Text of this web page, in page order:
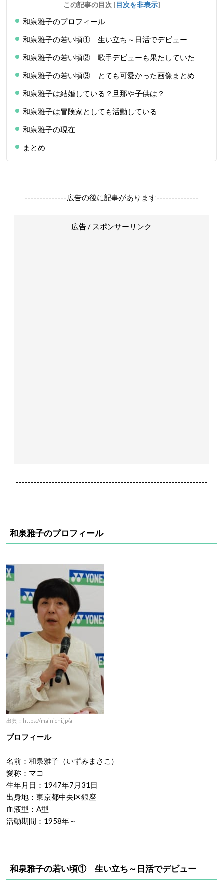
この記事の目次 [目次を非表示]
和泉雅子のプロフィール
和泉雅子の若い頃① 生い立ち～日活でデビュー
和泉雅子の若い頃② 歌手デビューも果たしていた
和泉雅子の若い頃③ とても可愛かった画像まとめ
和泉雅子は結婚している？旦那や子供は？
和泉雅子は冒険家としても活動している
和泉雅子の現在
まとめ
--------------広告の後に記事があります--------------
広告 / スポンサーリンク
----------------------------------------------------------------
和泉雅子のプロフィール
出典：https://mainichi.jp/a
プロフィール
名前：和泉雅子（いずみまさこ）
愛称：マコ
生年月日：1947年7月31日
出身地：東京都中央区銀座
血液型：A型
活動期間：1958年～
和泉雅子の若い頃① 生い立ち～日活でデビュー